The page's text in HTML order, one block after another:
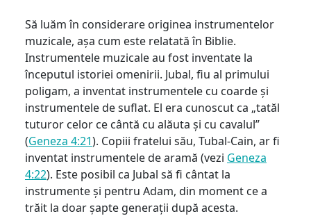
Să luăm în considerare originea instrumentelor
muzicale, așa cum este relatată în Biblie.
Instrumentele muzicale au fost inventate la
începutul istoriei omenirii. Jubal, fiu al primului
poligam, a inventat instrumentele cu coarde și
instrumentele de suflat. El era cunoscut ca „tatăl
tuturor celor ce cântă cu alăuta și cu cavalul”
(Geneza 4:21). Copiii fratelui său, Tubal-Cain, ar fi
inventat instrumentele de aramă (vezi Geneza
4:22). Este posibil ca Jubal să fi cântat la
instrumente și pentru Adam, din moment ce a
trăit la doar șapte generații după acesta.